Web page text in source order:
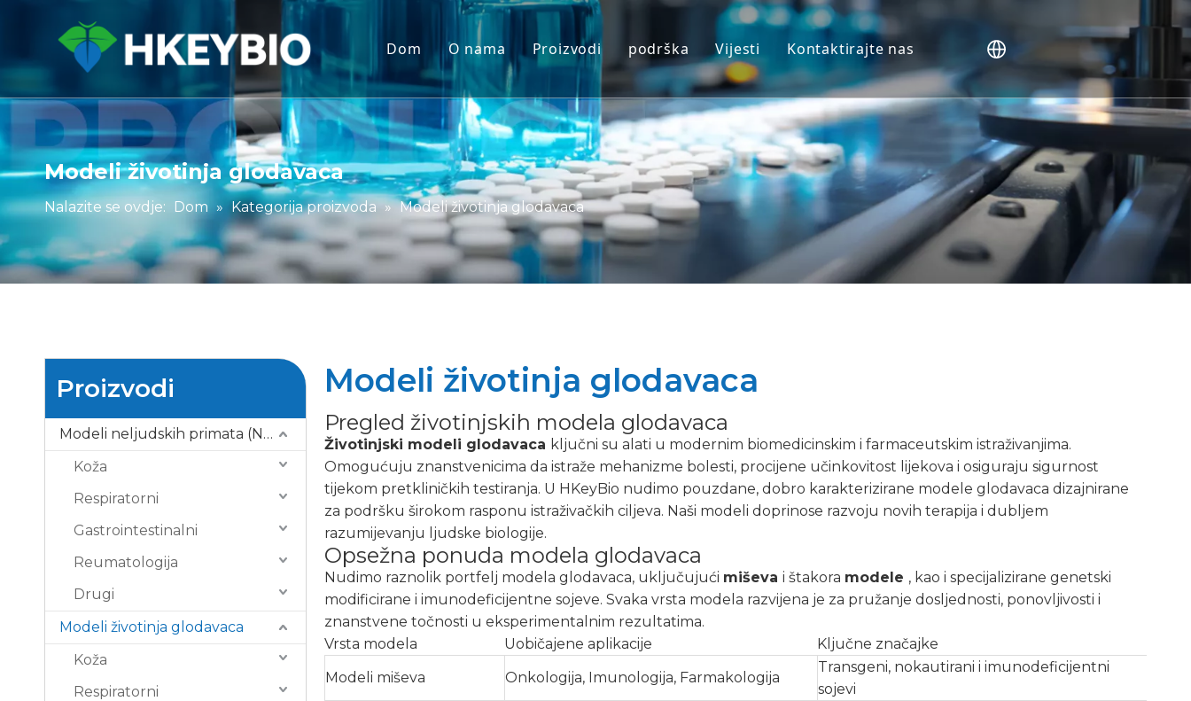
Dom O nama Proizvodi
Modeli neljudskih primata (NHP).
Modeli životinja glodavaca
Ljudsko tkivo i Ex vivo modeli
Integrirana procjena učinkovitosti
Translacijska medicina i biomarkeri
IND podrška za podnošenje
podrška
Servis
preuzimanje
FAQ
Izjave klijenata
Vijesti Kontaktirajte nas
Modeli životinja glodavaca
Nalazite se ovdje: Dom » Kategorija proizvoda » Modeli životinja glodavaca
Proizvodi
Modeli neljudskih primata (NHP).
Koža
Respiratorni
Gastrointestinalni
Reumatologija
Drugi
Modeli životinja glodavaca
Koža
Respiratorni
Modeli životinja glodavaca
Pregled životinjskih modela glodavaca
Životinjski modeli glodavaca ključni su alati u modernim biomedicinskim i farmaceutskim istraživanjima.
Omogućuju znanstvenicima da istraže mehanizme bolesti, procijene učinkovitost lijekova i osiguraju sigurnost
tijekom pretkliničkih testiranja. U HKeyBio nudimo pouzdane, dobro karakterizirane modele glodavaca dizajnirane
za podršku širokom rasponu istraživačkih ciljeva. Naši modeli doprinose razvoju novih terapija i dubljem
razumijevanju ljudske biologije.
Opsežna ponuda modela glodavaca
Nudimo raznolik portfelj modela glodavaca, uključujući miševa i štakora modele , kao i specijalizirane genetski
modificirane i imunodeficijentne sojeve. Svaka vrsta modela razvijena je za pružanje dosljednosti, ponovljivosti i
znanstvene točnosti u eksperimentalnim rezultatima.
Vrsta modela
Uobičajene aplikacije
Ključne značajke
Modeli miševa
Onkologija, Imunologija, Farmakologija
Transgeni, nokautirani i imunodeficijentni
sojevi